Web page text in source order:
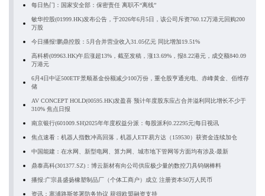
每日热门：国家安全部：保密责任 离职不“离线”
敏华控股(01999.HK)发布公告，于2026年6月5日，该公司斥资760.12万港元回购200
万股
今日播报!鹏鼎控股：5月合并营业收入31.05亿元 同比增加19.51%
高科桥(09963.HK)午后涨超13%，截至发稿，涨13.69%，报8.22港元，成交额840.09
万港元
6月4日中证500ETF景顺基金份额减少100万份，重仓股亨通光电、赤峰黄金、佰维存
储
AV CONCEPT HOLD(00595.HK)发盈喜 预计年度股东应占合并溢利同比增长不少于
310% 焦点日报
南京银行(601009.SH)2025年年度权益分派：每股派利0.22295元|每日视讯
焦点速看：机器人指数冲高回落，机器人ETF易方达（159530）获资金连续加仓
中国能建：在水网、新型电网、算力网、城市地下管网等方面均有涉及-最新
鼎泰高科(301377.SZ)：博云新材有向公司供应极少量的数控刀具钨钢棒料
播报:广宗县盛扬橡塑制品厂（个体工商户）成立 注册资本50万人民币
资讯：塞浦路斯签署防务协议 获得欧盟融资支持